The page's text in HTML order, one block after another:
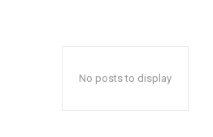
No posts to display